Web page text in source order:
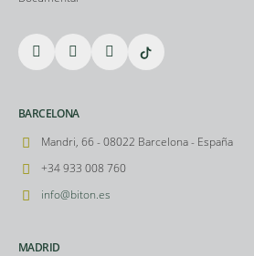
BARCELONA
Mandri, 66 - 08022 Barcelona - España
+34 933 008 760
info@biton.es
MADRID